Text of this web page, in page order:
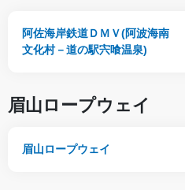
阿佐海岸鉄道ＤＭＶ(阿波海南
文化村－道の駅宍喰温泉)
眉山ロープウェイ
眉山ロープウェイ